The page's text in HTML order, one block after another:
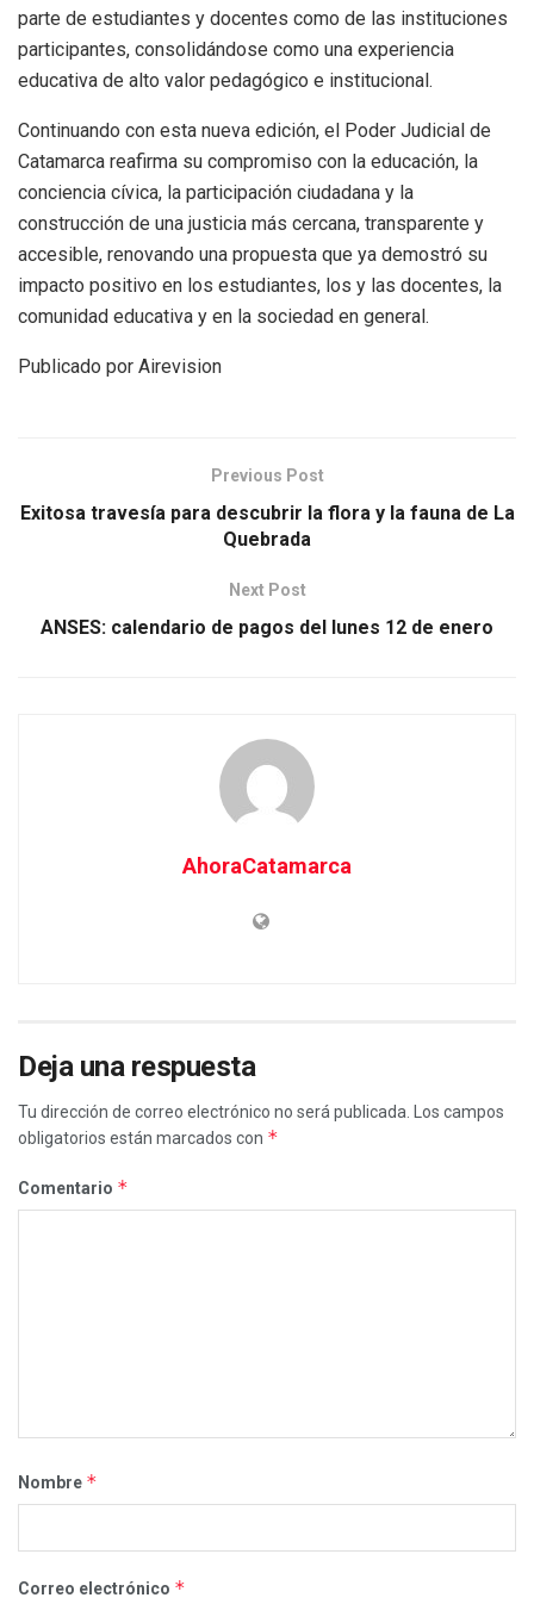
parte de estudiantes y docentes como de las instituciones
participantes, consolidándose como una experiencia
educativa de alto valor pedagógico e institucional.
Continuando con esta nueva edición, el Poder Judicial de
Catamarca reafirma su compromiso con la educación, la
conciencia cívica, la participación ciudadana y la
construcción de una justicia más cercana, transparente y
accesible, renovando una propuesta que ya demostró su
impacto positivo en los estudiantes, los y las docentes, la
comunidad educativa y en la sociedad en general.
Publicado por Airevision
Previous Post
Exitosa travesía para descubrir la flora y la fauna de La
Quebrada
Next Post
ANSES: calendario de pagos del lunes 12 de enero
AhoraCatamarca
Deja una respuesta
Tu dirección de correo electrónico no será publicada.
Los campos
obligatorios están marcados con *
Comentario *
Nombre *
Correo electrónico *